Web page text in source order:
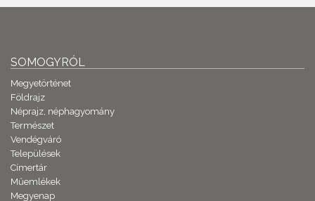
SOMOGYRÓL
Megyetörténet
Földrajz
Néprajz, néphagyomány
Természet
Vendégváró
Települések
Címertár
Műemlékek
Megyenap